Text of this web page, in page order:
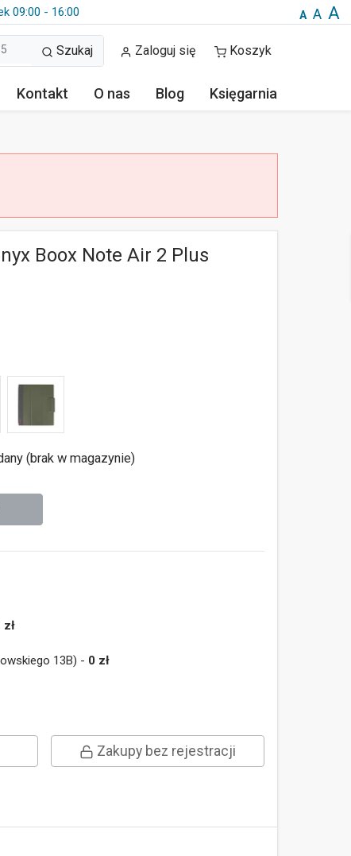
09:00 - 16:00 A A A
Szukaj Zaloguj się Koszyk
Kontakt O nas Blog Księgarnia
Boox Note Air 2 Plus
(brak w magazynie)
zł
13B) - 0 zł
Zakupy bez rejestracji